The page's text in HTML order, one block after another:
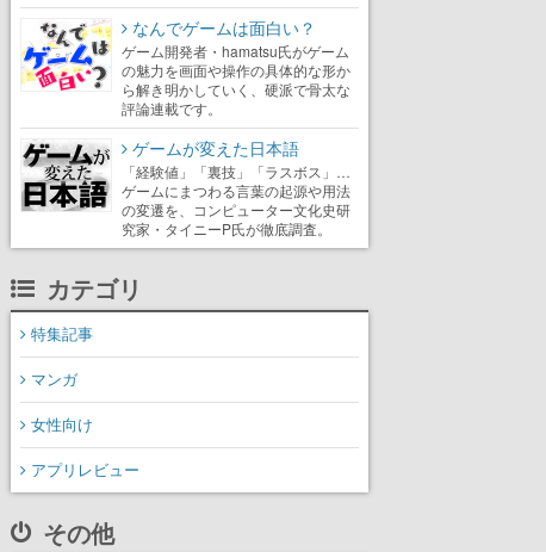
なんでゲームは面白い？
ゲーム開発者・hamatsu氏がゲーム
の魅力を画面や操作の具体的な形か
ら解き明かしていく、硬派で骨太な
評論連載です。
ゲームが変えた日本語
「経験値」「裏技」「ラスボス」…
ゲームにまつわる言葉の起源や用法
の変遷を、コンピューター文化史研
究家・タイニーP氏が徹底調査。
カテゴリ
特集記事
マンガ
女性向け
アプリレビュー
その他